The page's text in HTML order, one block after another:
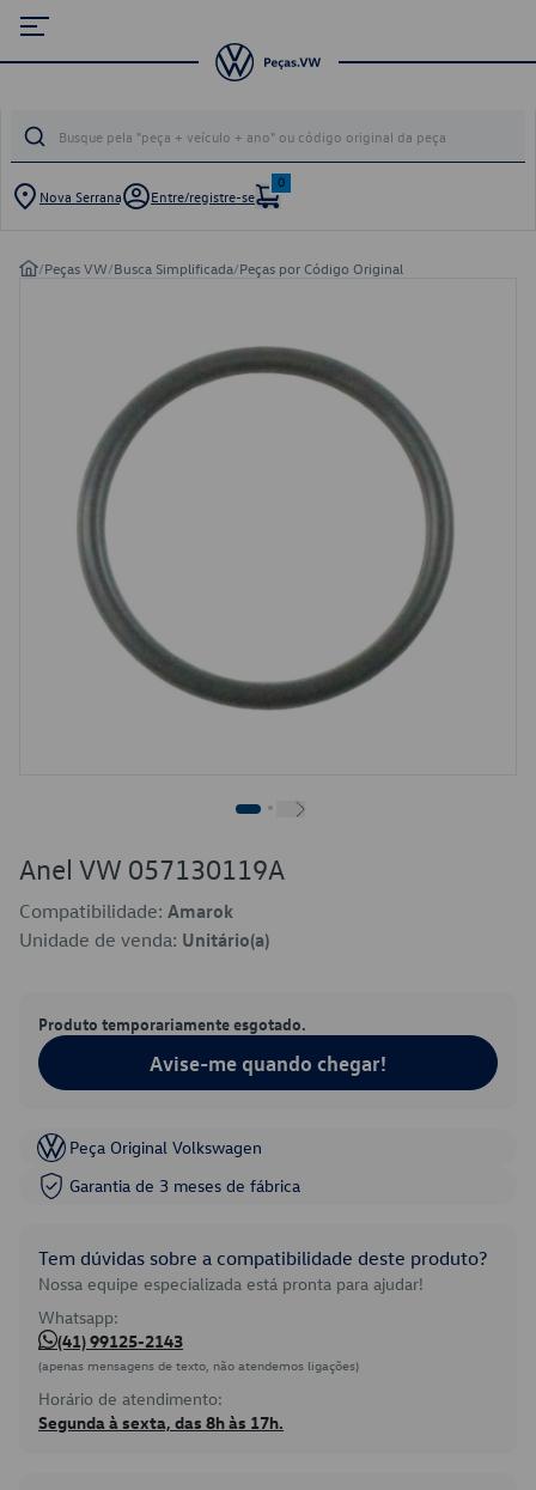
Nova Serrana Entre/registre-se
0
/Peças VW/Busca Simplificada/Peças por Código Original
Anel VW 057130119A
Compatibilidade: Amarok
Unidade de venda: Unitário(a)
Produto temporariamente esgotado.
Avise-me quando chegar!
Peça Original Volkswagen
Garantia de 3 meses de fábrica
Tem dúvidas sobre a compatibilidade deste produto?
Nossa equipe especializada está pronta para ajudar!
Whatsapp:
(41) 99125-2143
(apenas mensagens de texto, não atendemos ligações)
Horário de atendimento:
Segunda à sexta, das 8h às 17h.